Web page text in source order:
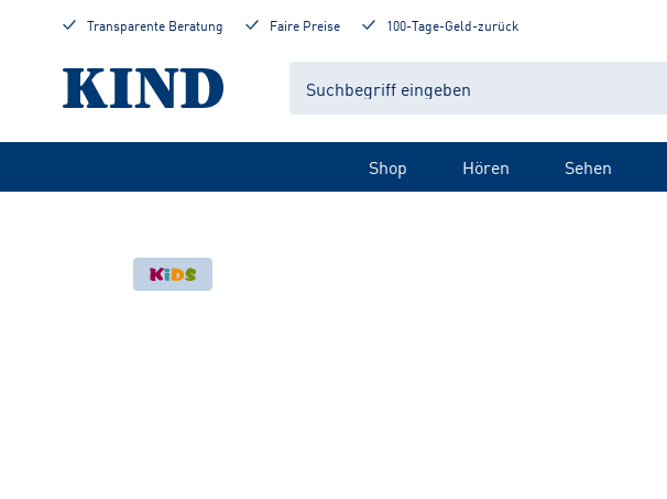
Transparente Beratung Faire Preise 100-Tage-Geld-zurück
Shop Hören Sehen